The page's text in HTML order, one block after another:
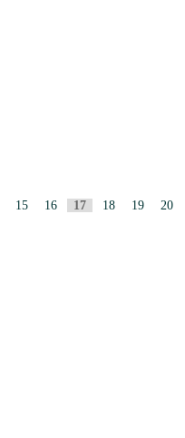
15 16 17 18 19 20